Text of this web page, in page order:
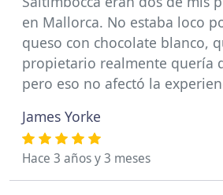
en Mallorca. No estaba loco
queso con chocolate blanco,
propietario realmente quería
pero eso no afectó la
James Yorke
Hace 3 años y 3 meses